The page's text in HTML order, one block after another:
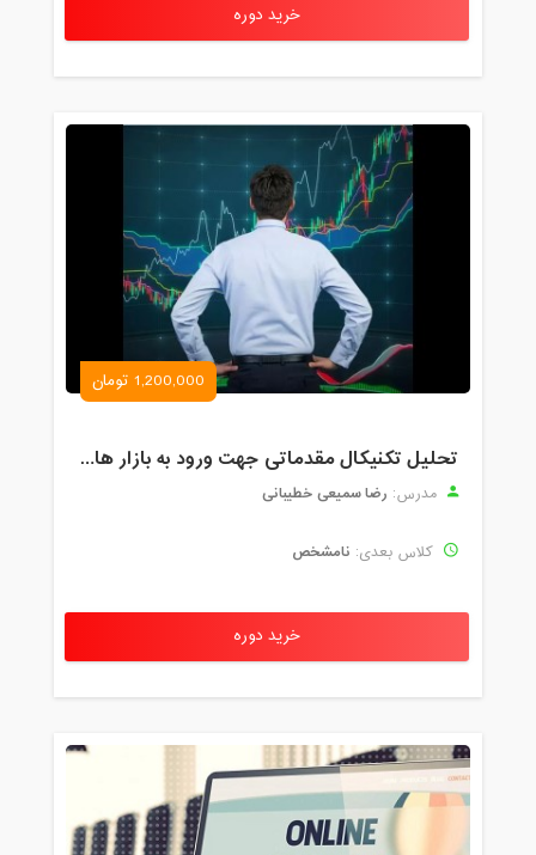
خرید دوره
1,200,000 تومان
تحلیل تکنیکال مقدماتی جهت ورود به بازار های مالی (رمز ارز و فارکس )
مدرس: رضا سمیعی خطیبانی
کلاس بعدی: نامشخص
خرید دوره